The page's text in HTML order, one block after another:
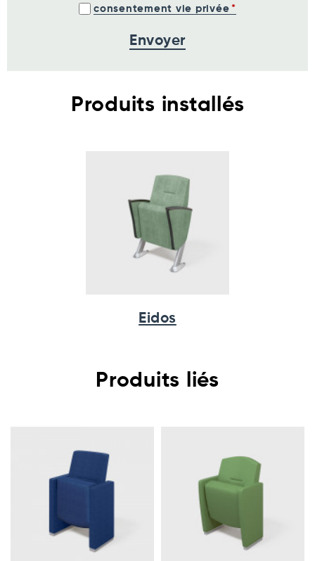
consentement vie privée
Produits installés
Eidos
Produits liés